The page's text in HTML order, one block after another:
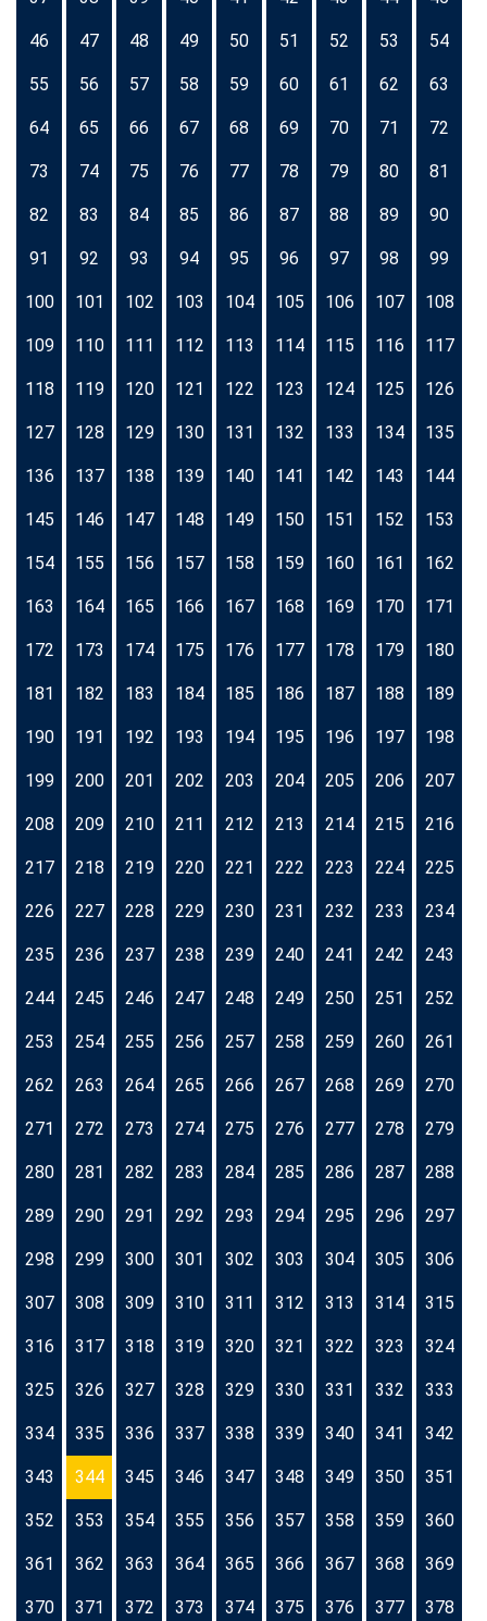
46 47 48 49 50 51 52 53 54
55 56 57 58 59 60 61 62 63
64 65 66 67 68 69 70 71 72
73 74 75 76 77 78 79 80 81
82 83 84 85 86 87 88 89 90
91 92 93 94 95 96 97 98 99
100 101 102 103 104 105 106 107 108
109 110 111 112 113 114 115 116 117
118 119 120 121 122 123 124 125 126
127 128 129 130 131 132 133 134 135
136 137 138 139 140 141 142 143 144
145 146 147 148 149 150 151 152 153
154 155 156 157 158 159 160 161 162
163 164 165 166 167 168 169 170 171
172 173 174 175 176 177 178 179 180
181 182 183 184 185 186 187 188 189
190 191 192 193 194 195 196 197 198
199 200 201 202 203 204 205 206 207
208 209 210 211 212 213 214 215 216
217 218 219 220 221 222 223 224 225
226 227 228 229 230 231 232 233 234
235 236 237 238 239 240 241 242 243
244 245 246 247 248 249 250 251 252
253 254 255 256 257 258 259 260 261
262 263 264 265 266 267 268 269 270
271 272 273 274 275 276 277 278 279
280 281 282 283 284 285 286 287 288
289 290 291 292 293 294 295 296 297
298 299 300 301 302 303 304 305 306
307 308 309 310 311 312 313 314 315
316 317 318 319 320 321 322 323 324
325 326 327 328 329 330 331 332 333
334 335 336 337 338 339 340 341 342
343 344 345 346 347 348 349 350 351
352 353 354 355 356 357 358 359 360
361 362 363 364 365 366 367 368 369
370 371 372 373 374 375 376 377 378